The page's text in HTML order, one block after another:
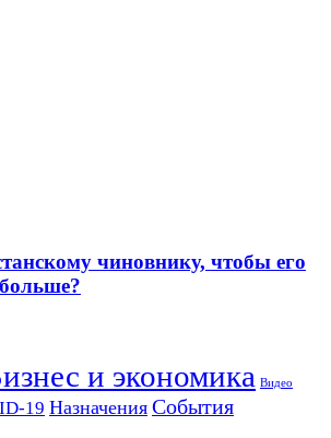
чиновнику, чтобы его
и экономика Видео
19 Назначения События